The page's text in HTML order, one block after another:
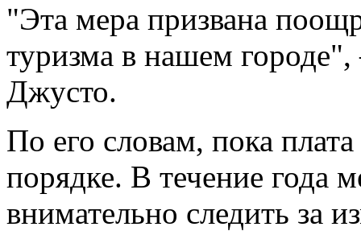
"Эта мера призвана
туризма в нашем городе",
Джусто.
По его словам, пока
порядке. В течение года
внимательно следить за